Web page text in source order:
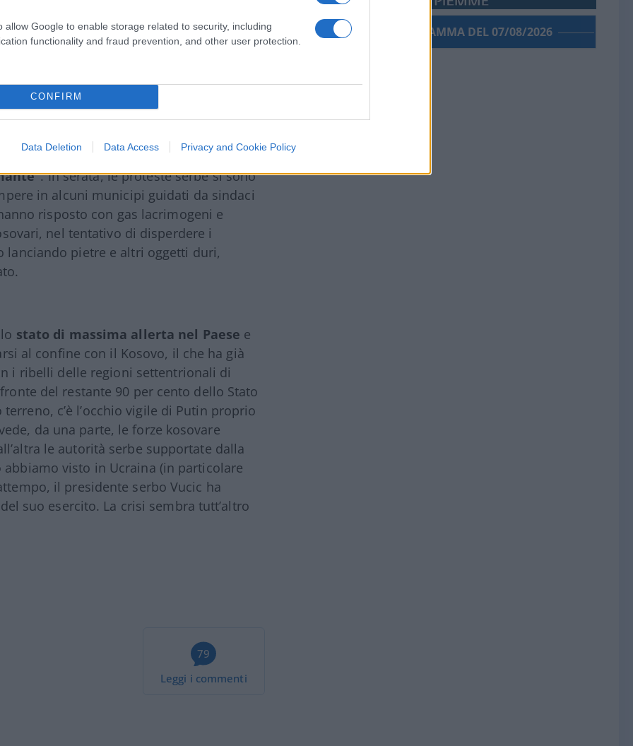
allow Google to enable storage related to security, including
functionality and fraud prevention, and other user protection.
CONFIRM
Data Deletion Data Access Privacy and Cookie Policy
serbi ed infine i soldati Nato della
– ricordiamolo: tra i principali alleati
grande esplosioneche si sta profilando
ministro serbo, Ana Brnabić, ha
così tesa e difficile”. Per il presidente
. In serata, le proteste serbe si sono
in alcuni municipi guidati da sindaci
risposto con gas lacrimogeni e
nel tentativo di disperdere i
lanciando pietre e altri oggetti duri,
stato di massima allerta nel Paese e
al confine con il Kosovo, il che ha già
i ribelli delle regioni settentrionali di
del restante 90 per cento dello Stato
c’è l’occhio vigile di Putin proprio
da una parte, le forze kosovare
le autorità serbe supportate dalla
abbiamo visto in Ucraina (in particolare
il presidente serbo Vucic ha
suo esercito. La crisi sembra tutt’altro
79
Leggi i commenti
PORROGRAMMA DEL 07/08/2026